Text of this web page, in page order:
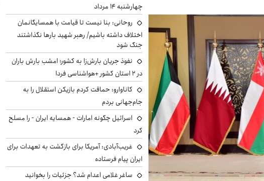
چهارشنبه ۱۴ مرداد
روحانی: بنا نیست تا قیامت با همسایگانمان
اختلاف داشته باشیم/ رهبر شهید بارها نگذاشتند
جنگ شود
نفوذ جریان بارش‌زا به کشور؛ امشب بارش باران
در ۲ استان کشور +هواشناسی فردا
کاناوارو: حماقت کردم بازیکن استقلال را به
جام‌جهانی بردم
اسرائیل چگونه امارات - همسایه ایران - را مسلح
کرد
غریب‌آبادی: آمریکا برای بازگشت به تعهدات برای
ایران پیام فرستاده
ساغر غلامی اعدام شد؟ جزئیات را بخوانید